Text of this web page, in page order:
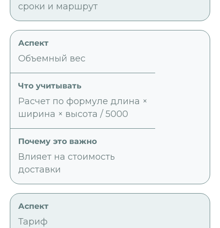
сроки и маршрут
Объемный вес
Расчет по формуле длина ×
ширина × высота / 5000
Влияет на стоимость
доставки
Тариф